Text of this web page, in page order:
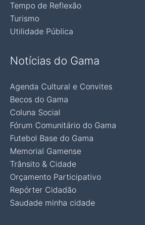
Tempo de Reflexão
Turismo
Utilidade Pública
Notícias do Gama
Agenda Cultural e Convites
Becos do Gama
Coluna Social
Fórum Comunitário do Gama
Futebol Base do Gama
Memorial Gamense
Trânsito & Cidade
Orçamento Participativo
Repórter Cidadão
Saudade minha cidade